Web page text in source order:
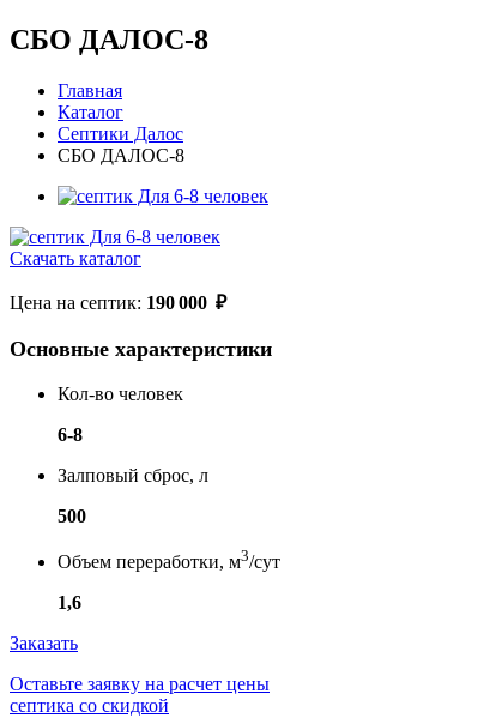
СБО ДАЛОС-8
Главная
Каталог
Септики Далос
СБО ДАЛОС-8
Скачать каталог
Цена на септик: 190 000 ₽
Основные характеристики
Кол-во человек
6-8
Залповый сброс, л
500
Объем переработки, м3/сут
1,6
Заказать
Оставьте заявку на расчет цены
септика со скидкой